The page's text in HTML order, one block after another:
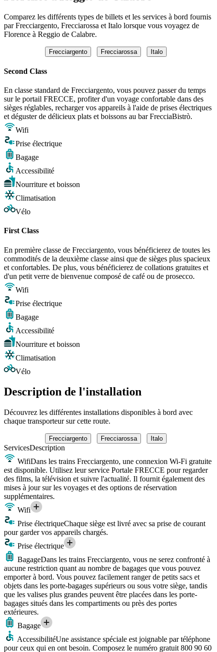
Comparez les différents types de billets et les services à bord fournis
par Frecciargento, Frecciarossa et Italo lorsque vous voyagez de
Florence à Reggio de Calabre.
Frecciargento Frecciarossa Italo
Second Class
En classe standard de Frecciargento, vous pouvez passer du temps
sur le portail FRECCE, profiter d'un voyage confortable dans des
sièges réglables, recharger vos appareils à l'aide de prises électriques
et déguster de délicieux plats et boissons au bar FrecciaBistrò.
Wifi
Prise électrique
Bagage
Accessibilité
Nourriture et boisson
Climatisation
Vélo
First Class
En première classe de Frecciargento, vous bénéficierez de toutes les
commodités de la deuxième classe ainsi que de sièges plus spacieux
et confortables. De plus, vous bénéficierez de collations gratuites et
d'un petit verre de bienvenue composé de café ou de prosecco.
Wifi
Prise électrique
Bagage
Accessibilité
Nourriture et boisson
Climatisation
Vélo
Description de l'installation
Découvrez les différentes installations disponibles à bord avec
chaque transporteur sur cette route.
Frecciargento Frecciarossa Italo
ServicesDescription
WifiDans les trains Frecciargento, une connexion Wi-Fi gratuite
est disponible. Utilisez leur service Portale FRECCE pour regarder
des films, la télévision et suivre l'actualité. Il fournit également des
mises à jour sur les voyages et des options de réservation
supplémentaires.
Wifi
Prise électriqueChaque siège est livré avec sa prise de courant
pour garder vos appareils chargés.
Prise électrique
BagageDans les trains Frecciargento, vous ne serez confronté à
aucune restriction quant au nombre de bagages que vous pouvez
emporter à bord. Vous pouvez facilement ranger de petits sacs et
objets dans les porte-bagages supérieurs ou sous votre siège, tandis
que les valises plus grandes peuvent être placées dans les porte-
bagages situés dans les compartiments ou près des portes
extérieures.
Bagage
AccessibilitéUne assistance spéciale est joignable par téléphone
pour ceux qui en ont besoin. Composez le numéro gratuit 800 90 60